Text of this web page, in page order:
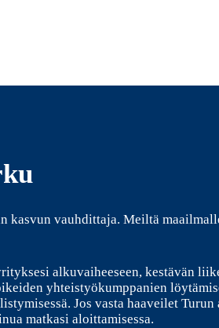
kasvun vauhdittaja. Meiltä
alkuvaiheeseen, kestävän
yhteistyökumppanien
Jos vasta haaveilet Turun
matkasi aloittamisessa.